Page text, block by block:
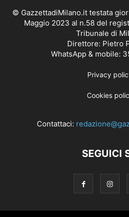
© GazzettadiMilano.it testata
Maggio 2023 al n.58 del
Tribunale di
Direttore: Pietro
WhatsApp & mobile:
Privacy
Cookies
Contattaci:
SEGUICI